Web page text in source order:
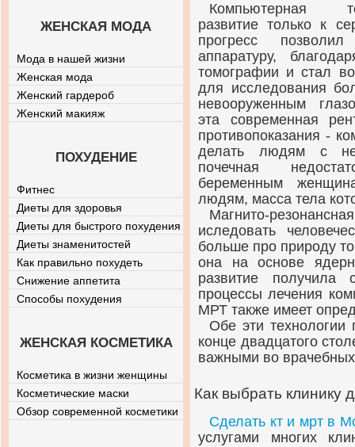
Компьютерная
развитие только к
прогресс
аппаратуру,
томографии и стал
для исследования
невооруженным
эта современная
противопоказания -
делать людям с
почечная
беременным
людям, масса тела
Магнито-
иследовать
больше про природу
она на основе
развитие
процессы лечения
МРТ также имеет
Обе эти технологии
конце двадцатого
важными во
Как выбрать клинику
Cделать кт и мрт в
услугами многих
ЖЕНСКАЯ МОДА
Мода в нашей жизни
Женская мода
Женский гардероб
Женский макияж
ПОХУДЕНИЕ
Фитнес
Диеты для здоровья
Диеты для быстрого похудения
Диеты знаменитостей
Как правильно похудеть
Снижение аппетита
Способы похудения
ЖЕНСКАЯ КОСМЕТИКА
Косметика в жизни женщины
Косметические маски
Обзор современной косметики